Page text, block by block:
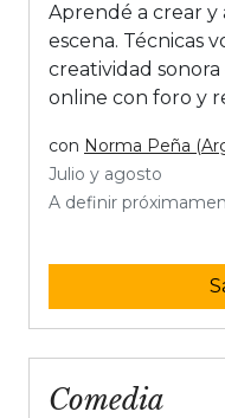
Aprendé a crear
escena. Técnicas
creatividad
online con foro y
con Norma Peña
Julio y agosto
A definir
Comedia